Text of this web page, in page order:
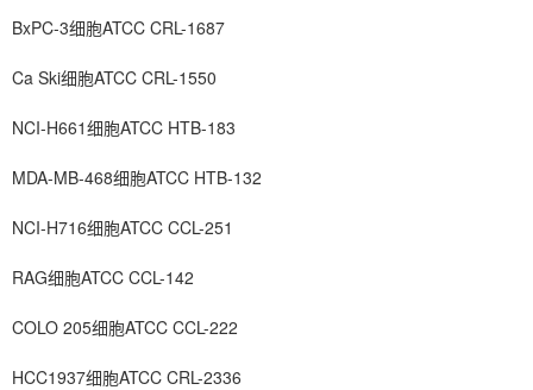
BxPC-3细胞ATCC CRL-1687
Ca Ski细胞ATCC CRL-1550
NCI-H661细胞ATCC HTB-183
MDA-MB-468细胞ATCC HTB-132
NCI-H716细胞ATCC CCL-251
RAG细胞ATCC CCL-142
COLO 205细胞ATCC CCL-222
HCC1937细胞ATCC CRL-2336